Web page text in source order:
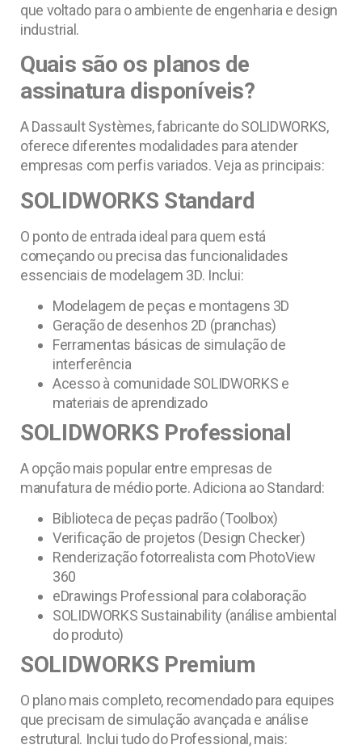
que voltado para o ambiente de engenharia e design
industrial.
Quais são os planos de
assinatura disponíveis?
A Dassault Systèmes, fabricante do SOLIDWORKS,
oferece diferentes modalidades para atender
empresas com perfis variados. Veja as principais:
SOLIDWORKS Standard
O ponto de entrada ideal para quem está
começando ou precisa das funcionalidades
essenciais de modelagem 3D. Inclui:
Modelagem de peças e montagens 3D
Geração de desenhos 2D (pranchas)
Ferramentas básicas de simulação de
interferência
Acesso à comunidade SOLIDWORKS e
materiais de aprendizado
SOLIDWORKS Professional
A opção mais popular entre empresas de
manufatura de médio porte. Adiciona ao Standard:
Biblioteca de peças padrão (Toolbox)
Verificação de projetos (Design Checker)
Renderização fotorrealista com PhotoView
360
eDrawings Professional para colaboração
SOLIDWORKS Sustainability (análise ambiental
do produto)
SOLIDWORKS Premium
O plano mais completo, recomendado para equipes
que precisam de simulação avançada e análise
estrutural. Inclui tudo do Professional, mais: